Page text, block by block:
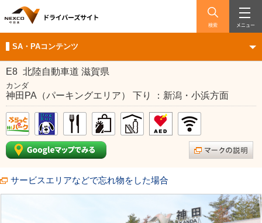
検索 メニュー
SA・PAコンテンツ
E8 北陸自動車道 滋賀県
カンダ
神田PA（パーキングエリア） 下り ：新潟・小浜方面
サービスエリアなどで忘れ物をした場合